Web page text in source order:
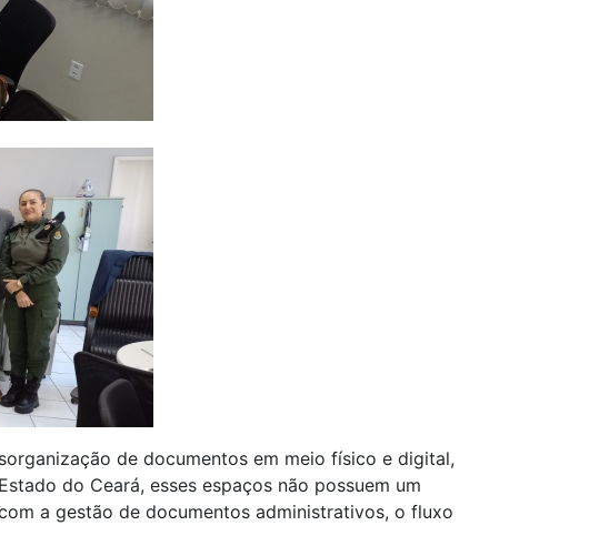
de documentos em meio físico e digital,
do Ceará, esses espaços não possuem um
a gestão de documentos administrativos, o fluxo